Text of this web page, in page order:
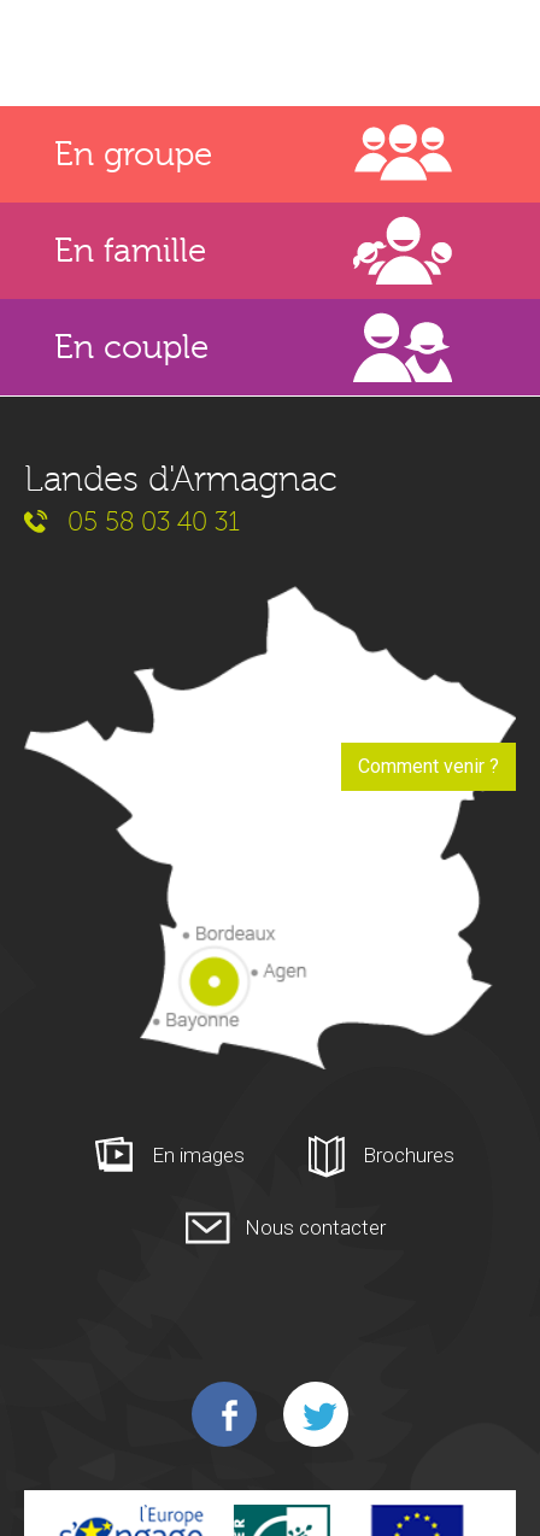
En groupe
En famille
En couple
Landes d'Armagnac
05 58 03 40 31
Comment venir ?
En images Brochures
Nous contacter